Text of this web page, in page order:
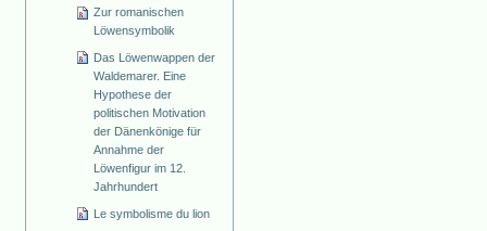
Zur romanischen
Löwensymbolik
Das Löwenwappen der
Waldemarer. Eine
Hypothese der
politischen Motivation
der Dänenkönige für
Annahme der
Löwenfigur im 12.
Jahrhundert
Le symbolisme du lion